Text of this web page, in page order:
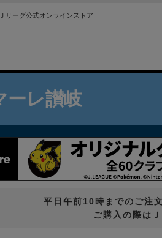
リーグ公式オンラインストア
ーレ讃岐
平日午前10時までのご注
ご購入の際は